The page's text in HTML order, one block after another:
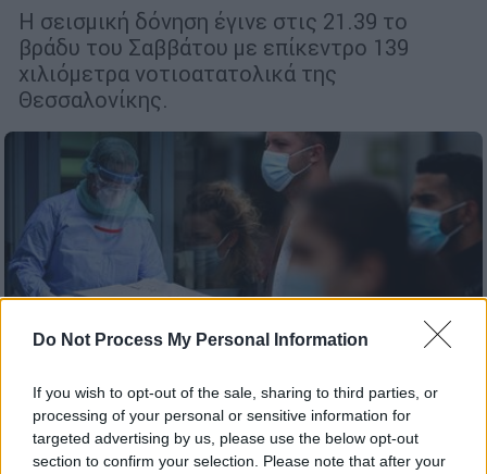
Do Not Process My Personal Information
If you wish to opt-out of the sale, sharing to third parties, or
processing of your personal or sensitive information for
targeted advertising by us, please use the below opt-out
section to confirm your selection. Please note that after your
Η σεισμική δόνηση έγινε στις 21.39 το
βράδυ του Σαββάτου με επίκεντρο 139
χιλιόμετρα νοτιοατατολικά της
Θεσσαλονίκης.
Ελλάδα|26.09.2020 22:09
Κορονοϊός: Μάσκα παντού τo επόμενο
«χαρτί» της κυβέρνησης για την Αττική